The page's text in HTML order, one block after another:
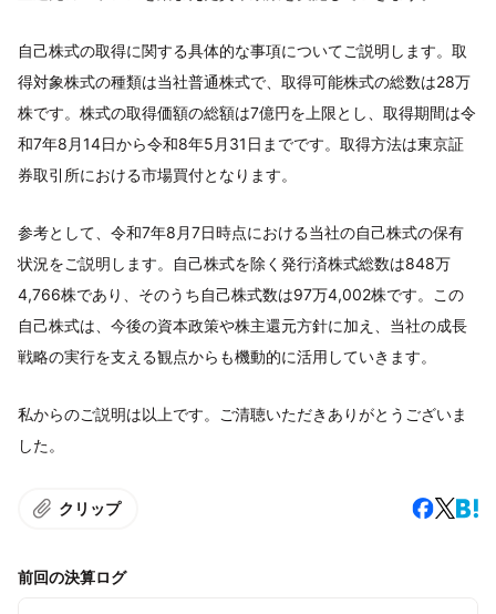
自己株式の取得に関する具体的な事項についてご説明します。取
得対象株式の種類は当社普通株式で、取得可能株式の総数は28万
株です。株式の取得価額の総額は7億円を上限とし、取得期間は令
和7年8月14日から令和8年5月31日までです。取得方法は東京証
券取引所における市場買付となります。
参考として、令和7年8月7日時点における当社の自己株式の保有
状況をご説明します。自己株式を除く発行済株式総数は848万
4,766株であり、そのうち自己株式数は97万4,002株です。この
自己株式は、今後の資本政策や株主還元方針に加え、当社の成長
戦略の実行を支える観点からも機動的に活用していきます。
私からのご説明は以上です。ご清聴いただきありがとうございま
した。
クリップ
前回の決算ログ